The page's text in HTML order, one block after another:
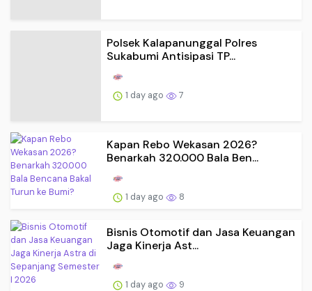
Polsek Kalapanunggal Polres
Sukabumi Antisipasi TP...
1 day ago 7
Kapan Rebo Wekasan 2026?
Benarkah 320.000 Bala Ben...
1 day ago 8
Bisnis Otomotif dan Jasa Keuangan
Jaga Kinerja Ast...
1 day ago 9